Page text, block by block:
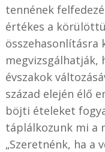
tennének
értékes a
összehasonlításra
megvizsgálhatják,
évszakok
század elején élő
böjti ételeket
táplálkozunk mi a
„Szeretnénk, ha a